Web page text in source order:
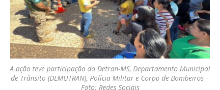
A ação teve participação do Detran-MS, Departamento Municipal
de Trânsito (DEMUTRAN), Polícia Militar e Corpo de Bombeiros –
Foto: Redes Sociais